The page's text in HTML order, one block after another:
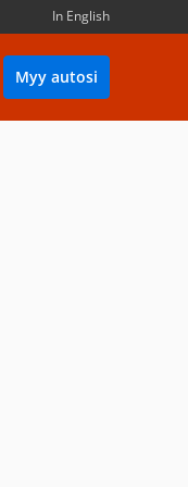
In English
Myy autosi